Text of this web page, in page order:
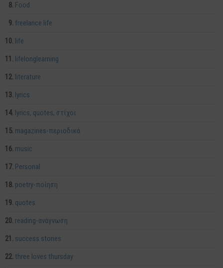
Food
freelance life
life
lifelonglearning
literature
lyrics
lyrics, quotes, στίχοι
magazines-περιοδικά
music
Personal
poetry-ποίηση
quotes
reading-ανάγνωση
success stories
three loves thursday